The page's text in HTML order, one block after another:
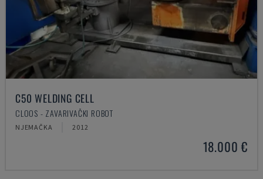
C50 WELDING CELL
CLOOS - ZAVARIVAČKI ROBOT
NJEMAČKA 2012
18.000 €